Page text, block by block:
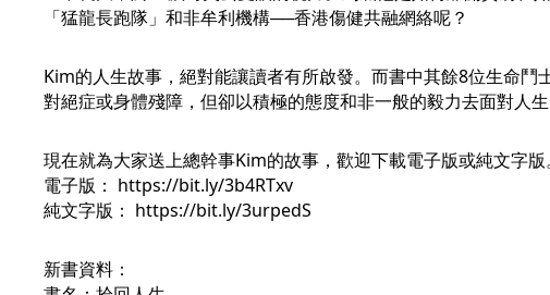
「猛龍長跑隊」和非牟利機構──香港傷健共融網絡呢？
Kim的人生故事，絕對能讓讀者有所啟發。而書中其餘8位生命
對絕症或身體殘障，但卻以積極的態度和非一般的毅力去面對人生
現在就為大家送上總幹事Kim的故事，歡迎下載電子版或純文字版
電子版： https://bit.ly/3b4RTxv
純文字版： https://bit.ly/3urpedS
新書資料：